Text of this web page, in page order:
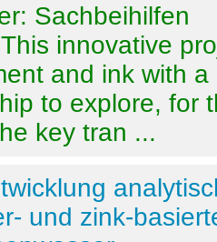
Sachbeihilfen
This innovative
and ink with
to explore, for
key tran ...
und zink-